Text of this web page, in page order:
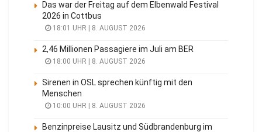
Das war der Freitag auf dem Elbenwald Festival
2026 in Cottbus
18:01 UHR | 8. AUGUST 2026
2,46 Millionen Passagiere im Juli am BER
18:00 UHR | 8. AUGUST 2026
Sirenen in OSL sprechen künftig mit den
Menschen
10:00 UHR | 8. AUGUST 2026
Benzinpreise Lausitz und Südbrandenburg im